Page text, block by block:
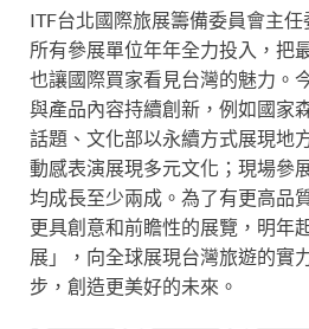
ITF台北國際旅展籌備委員會主
所有參展單位年年全力投入，把
也讓國際買家看見台灣的魅力。
與產品內容持續創新，例如國家
話題、文化部以永續方式展現地
動感表演展現多元文化；現場參
均成長至少兩成。為了有更高品
更具創意和前瞻性的展覽，明年
展」，向全球展現台灣旅遊的實
步，創造更美好的未來。